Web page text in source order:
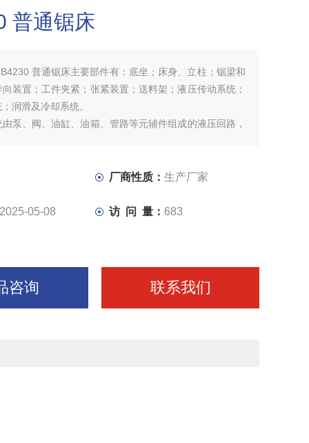
普通锯床
普通锯床主要部件有：底坐；床身、立柱；锯梁和
装置；工件夹紧；张紧装置；送料架；液压传动系统；
润滑及冷却系统。
泵、阀、油缸、油箱、管路等元辅件组成的液压回路，
线盒、行程开关、电磁 厂商性质： 生产厂家
2025-05-08 访 问 量： 683
咨询 联系我们